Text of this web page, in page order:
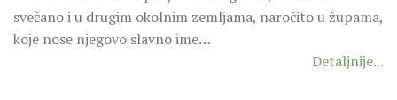
svečano i u drugim okolnim zemljama, naročito u župama,
koje nose njegovo slavno ime…
Detaljnije...